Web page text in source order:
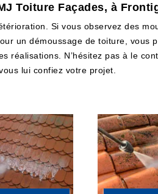
Toiture Façades, à
Si vous observez des
un démoussage de toiture, vous
réalisations. N’hésitez pas à le
lui confiez votre projet.